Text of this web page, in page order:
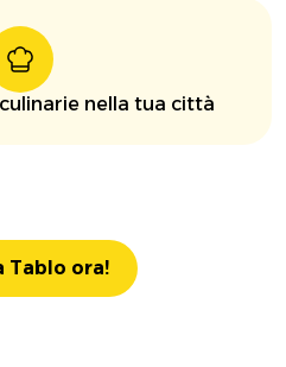
nella tua città
Tablo ora!